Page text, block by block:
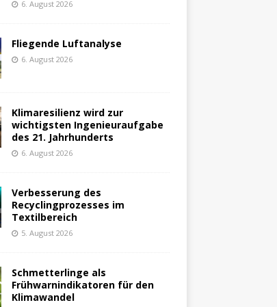
6. August 2026
Fliegende Luftanalyse
6. August 2026
Klimaresilienz wird zur
wichtigsten Ingenieuraufgabe
des 21. Jahrhunderts
6. August 2026
Verbesserung des
Recyclingprozesses im
Textilbereich
5. August 2026
Schmetterlinge als
Frühwarnindikatoren für den
Klimawandel